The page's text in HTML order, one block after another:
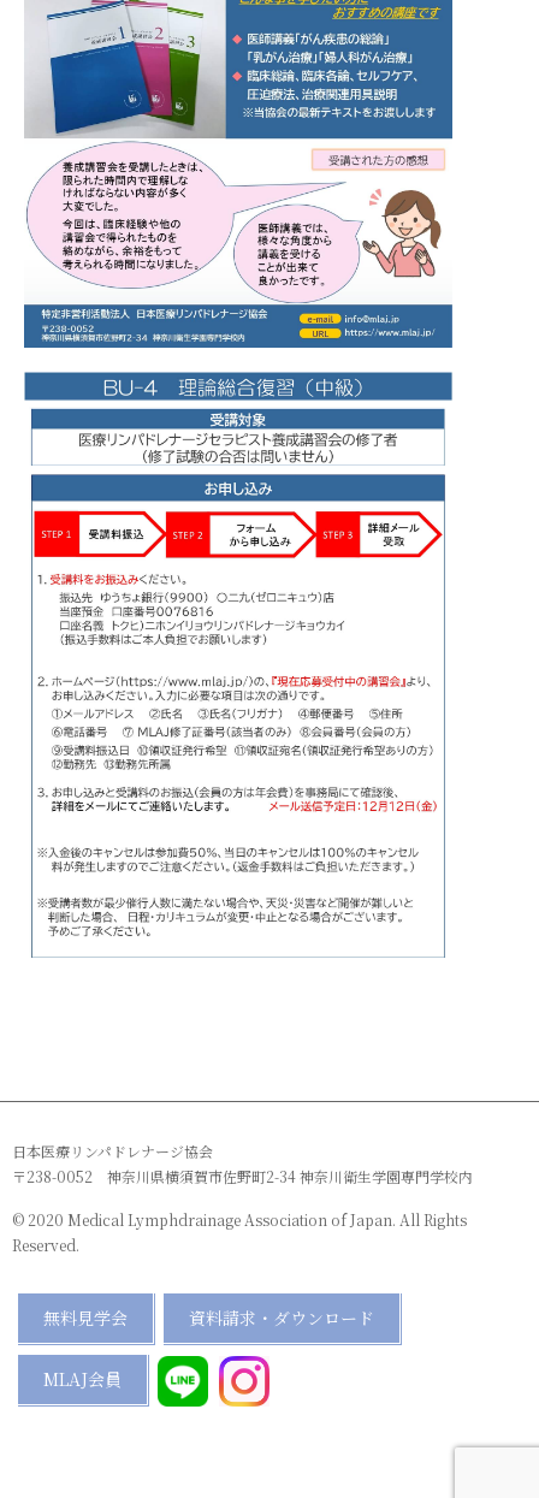
日本医療リンパドレナージ協会
〒238-0052 神奈川県横須賀市佐野町2-34 神奈川衛生学園専門学校内
© 2020 Medical Lymphdrainage Association of Japan. All Rights
Reserved.
無料見学会 資料請求・ダウンロード
MLAJ会員